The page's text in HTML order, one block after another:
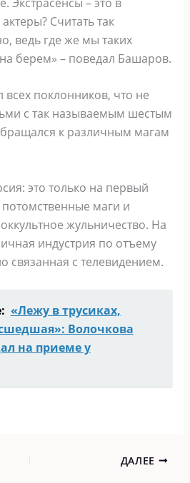
Считать так
ведь где же мы таких
берем» – поведал Башаров.
всех поклонников, что не
с так называемым шестым
к различным магам
это только на первый
потомственные маги и
жульничество. На
индустрия по отъему
связанная с телевидением.
«Лежу в трусиках,
Волочкова
на приеме у
ДАЛЕЕ